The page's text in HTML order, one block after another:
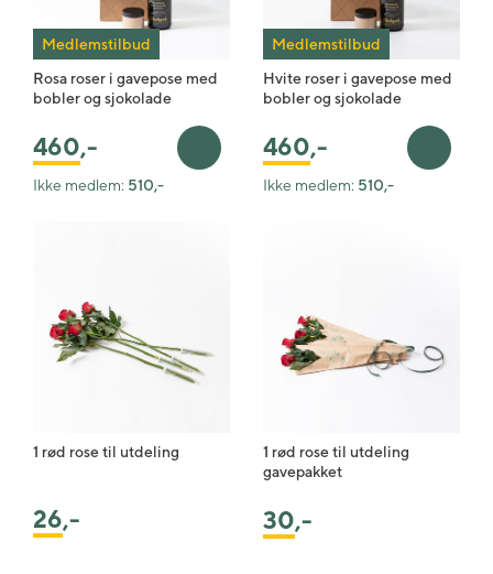
Medlemstilbud
Rosa roser i gavepose med
bobler og sjokolade
460,- Legg i handlekurv
Ikke medlem: 510,-
Medlemstilbud
Hvite roser i gavepose med
bobler og sjokolade
460,- Legg i
Ikke medlem: 510,-
1 rød rose til utdeling
26,-
1 rød rose til utdeling
gavepakket
30,-